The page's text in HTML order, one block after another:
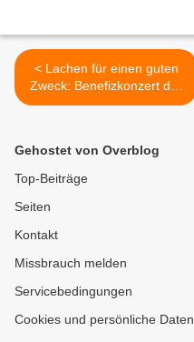
< Lachen für einen guten
Zweck: Benefizkonzert der
Mukoviszidose-
Mainfrankensälen mit
Gehostet von Overblog
Top-Beiträge
Seiten
Kontakt
Missbrauch melden
Servicebedingungen
Cookies und persönliche Daten